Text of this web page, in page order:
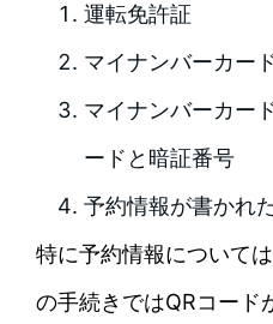
運転免許証
マイナンバーカー
マイナンバーカー
ードと暗証番号
予約情報が書かれ
特に予約情報について
の手続きではQRコード